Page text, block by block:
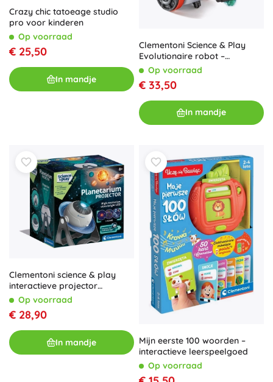
Crazy chic tatoeage studio
pro voor kinderen
Op voorraad
€ 25,50
In mandje
Clementoni Science & Play
Evolutionaire robot –
programmeerbare STEM
bouwset
Op voorraad
€ 33,50
In mandje
Clementoni science & play
interactieve projector
planetarium
Op voorraad
€ 28,90
In mandje
Mijn eerste 100 woorden –
interactieve leerspeelgoed
Op voorraad